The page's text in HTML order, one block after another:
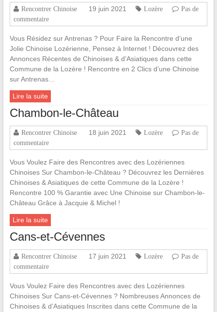
Rencontrer Chinoise 19 juin 2021 Lozère
Pas de
commentaire
Vous Résidez sur Antrenas ? Pour Faire la Rencontre d’une
Jolie Chinoise Lozérienne, Pensez à Internet ! Découvrez des
Annonces Récentes de Chinoises & d’Asiatiques dans cette
Commune de la Lozère ! Rencontre en 2 Clics d’une Chinoise
sur Antrenas…
Lire la suite
Chambon-le-Château
Rencontrer Chinoise 18 juin 2021 Lozère
Pas de
commentaire
Vous Voulez Faire des Rencontres avec des Lozériennes
Chinoises Sur Chambon-le-Château ? Découvrez les Dernières
Chinoises & Asiatiques de cette Commune de la Lozère !
Rencontre 100 % Garantie avec Une Chinoise sur Chambon-le-
Château Grâce à Jacquie & Michel !
Lire la suite
Cans-et-Cévennes
Rencontrer Chinoise 17 juin 2021 Lozère
Pas de
commentaire
Vous Voulez Faire des Rencontres avec des Lozériennes
Chinoises Sur Cans-et-Cévennes ? Nombreuses Annonces de
Chinoises & d’Asiatiques Inscrites dans cette Commune de la